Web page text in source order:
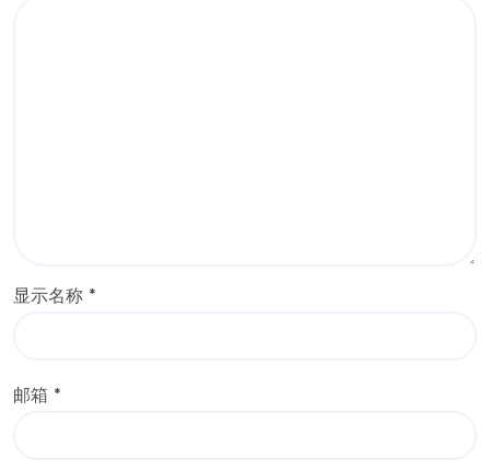
显示名称 *
邮箱 *